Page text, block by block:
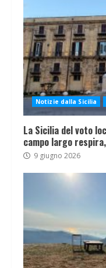
Notizie dalla Sicilia
La Sicilia del voto
campo largo
9 giugno 2026